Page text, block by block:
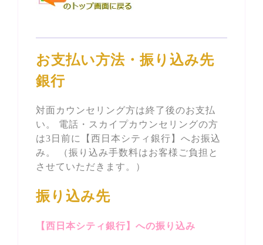
お支払い方法・振り込み先
銀行
対面カウンセリング方は終了後のお支払
い。 電話・スカイプカウンセリングの方
は3日前に【西日本シティ銀行】へお振込
み。 （振り込み手数料はお客様ご負担と
させていただきます。）
振り込み先
【西日本シティ銀行】への振り込み